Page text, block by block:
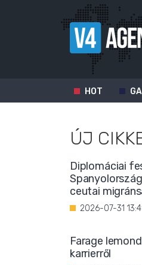
HOT
ÚJ
Diplomáciai
ceutai
2026-07-31
Farage
karrierről